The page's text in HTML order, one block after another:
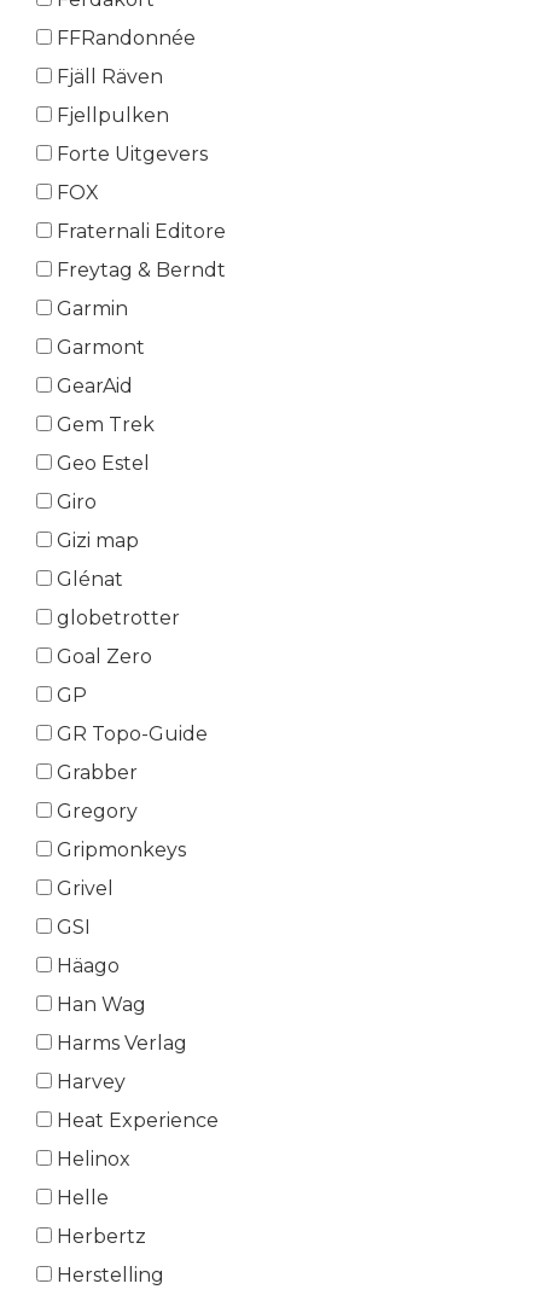
FFRandonnée
Fjäll Räven
Fjellpulken
Forte Uitgevers
FOX
Fraternali Editore
Freytag & Berndt
Garmin
Garmont
GearAid
Gem Trek
Geo Estel
Giro
Gizi map
Glénat
globetrotter
Goal Zero
GP
GR Topo-Guide
Grabber
Gregory
Gripmonkeys
Grivel
GSI
Häago
Han Wag
Harms Verlag
Harvey
Heat Experience
Helinox
Helle
Herbertz
Herstelling